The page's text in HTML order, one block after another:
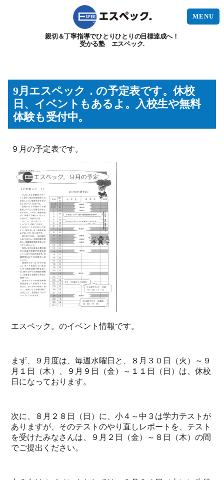
MENU
親切＆丁寧指導でひとりひとりの目標達成へ！
受かる塾 エスペック.
9月エスペック．の予定表です。休校
日、イベントもあるよ。入校生や無料
体験も受付中。
９月の予定表です。
エスペック。のイベント情報です。
まず、９月度は、毎週水曜日と、８月３０日（火）～９
月１日（木）、９月９日（金）～１１日（日）は、休校
日になっております。
次に、８月２８日（日）に、小４～中３は学力テストが
ありますが、そのテストのやり直しレポートを、テスト
を受けたみなさんは、９月２日（金）～８日（木）の間
でご提出ください。